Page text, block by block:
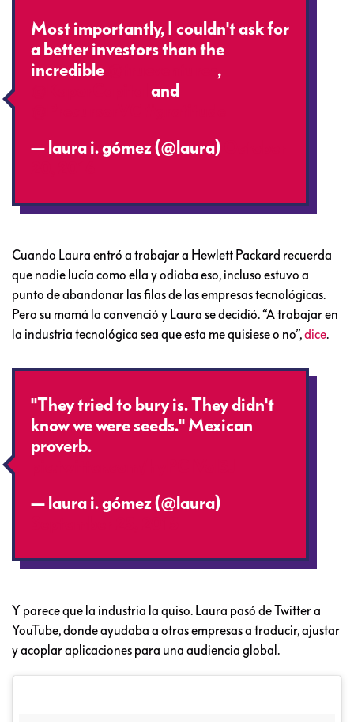
Most importantly, I couldn't ask for
a better investors than the
incredible
,
and
— laura i. gómez (@laura)
Cuando Laura entró a trabajar a Hewlett Packard recuerda
que nadie lucía como ella y odiaba eso, incluso estuvo a
punto de abandonar las filas de las empresas tecnológicas.
Pero su mamá la convenció y Laura se decidió. “A trabajar en
la industria tecnológica sea que esta me quisiese o no”,dice.
"They tried to bury is. They didn't
know we were seeds." Mexican
proverb.
— laura i. gómez (@laura)
Y parece que la industria la quiso. Laura pasó de Twitter a
YouTube, donde ayudaba a otras empresas a traducir, ajustar
y acoplar aplicaciones para una audiencia global.